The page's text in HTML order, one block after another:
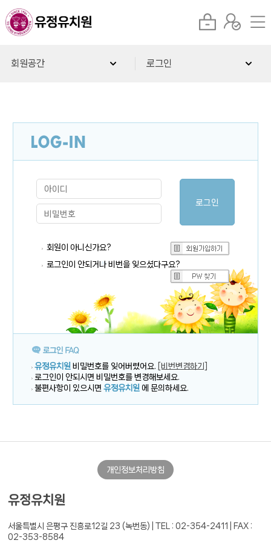
회원공간 로그인
회원이 아니신가요?
로그인이 안되거나 비번을 잊으셨다구요?
유정유치원 비밀번호를 잊어버렸어요.
[비번변경하기]
로그인이 안되시면 비밀번호를 변경해보세요.
불편사항이 있으시면 유정유치원 에 문의하세요.
개인정보처리방침
유정유치원
서울특별시 은평구 진흥로12길 23 (녹번동) |
TEL : 02-354-2411 | FAX :
02-353-8584